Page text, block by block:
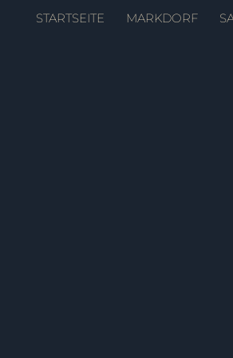
STARTSEITE MARKDORF